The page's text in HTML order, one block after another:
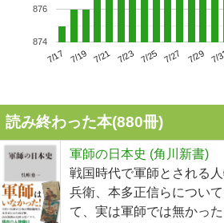
7/17 7/19 7/21 7/23 7/25 7/27 7/29 7/
874
876
読み終わった本(880冊)
軍師の日本史 (角川新書)
戦国時代で軍師とされる
兵衛、本多正信らについ
て、実は軍師では無かっ